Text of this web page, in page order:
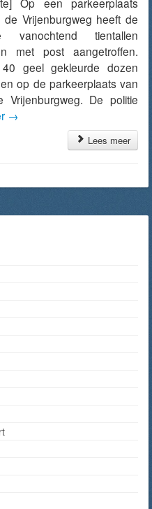
de Vrijenburgweg heeft de
vanochtend tientallen
met post aangetroffen.
40 geel gekleurde dozen
op de parkeerplaats van
De politie
→
Lees meer